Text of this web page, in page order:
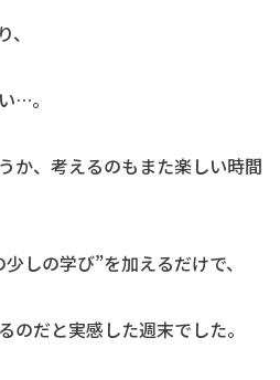
…。
か、考えるのもまた楽しい時間
しの学び”を加えるだけで、
のだと実感した週末でした。